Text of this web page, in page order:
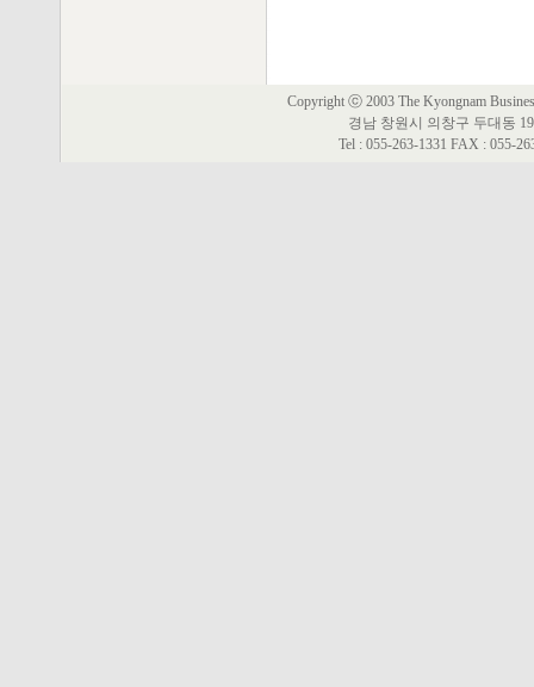
Copyright ⓒ 2003 The Kyongnam
경남 창원시 의창구 두대동
Tel : 055-263-1331 FAX : 055-